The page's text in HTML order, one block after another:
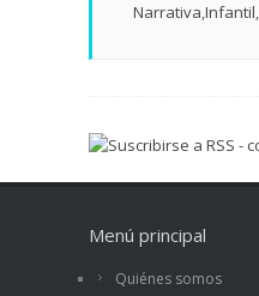
Narrativa Infantil
Menú principal
Quiénes somos